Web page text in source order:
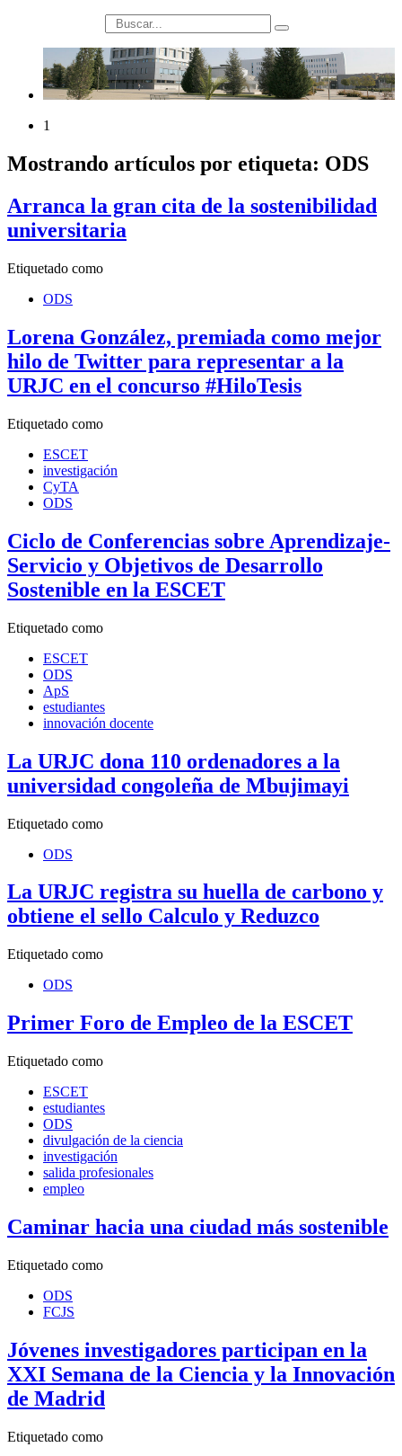
búsqueda
1
Mostrando artículos por etiqueta: ODS
Arranca la gran cita de la sostenibilidad
universitaria
Etiquetado como
ODS
Lorena González, premiada como mejor
hilo de Twitter para representar a la
URJC en el concurso #HiloTesis
Etiquetado como
ESCET
investigación
CyTA
ODS
Ciclo de Conferencias sobre Aprendizaje-
Servicio y Objetivos de Desarrollo
Sostenible en la ESCET
Etiquetado como
ESCET
ODS
ApS
estudiantes
innovación docente
La URJC dona 110 ordenadores a la
universidad congoleña de Mbujimayi
Etiquetado como
ODS
La URJC registra su huella de carbono y
obtiene el sello Calculo y Reduzco
Etiquetado como
ODS
Primer Foro de Empleo de la ESCET
Etiquetado como
ESCET
estudiantes
ODS
divulgación de la ciencia
investigación
salida profesionales
empleo
Caminar hacia una ciudad más sostenible
Etiquetado como
ODS
FCJS
Jóvenes investigadores participan en la
XXI Semana de la Ciencia y la Innovación
de Madrid
Etiquetado como